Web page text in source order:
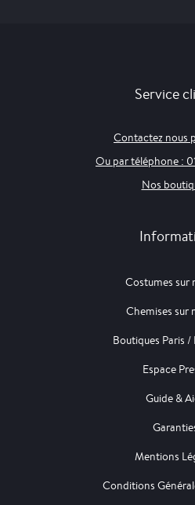
Service
Contactez nous
Ou par téléphone :
Nos
Costumes sur
Chemises sur
Boutiques Paris /
Espace
Guide &
Mentions
Conditions